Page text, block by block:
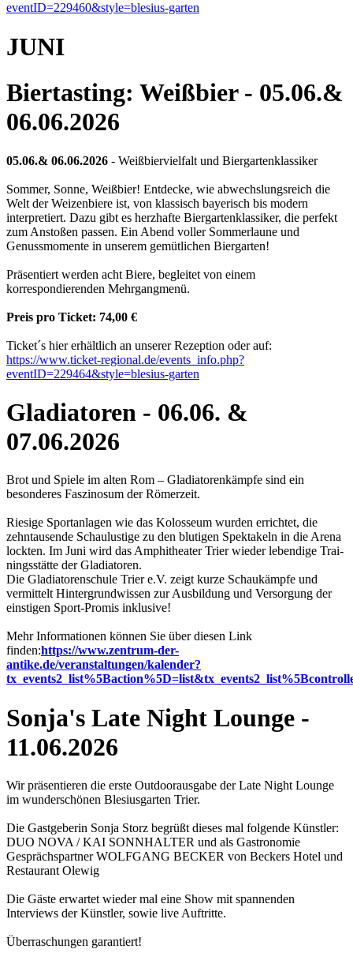
eventID=229460&style=blesius-garten
JUNI
Biertasting: Weißbier - 05.06.&
06.06.2026
05.06.& 06.06.2026 - Weißbiervielfalt und Biergartenklassiker
Sommer, Sonne, Weißbier! Entdecke, wie abwechslungsreich die
Welt der Weizenbiere ist, von klassisch bayerisch bis modern
interpretiert. Dazu gibt es herzhafte Biergartenklassiker, die perfekt
zum Anstoßen passen. Ein Abend voller Sommerlaune und
Genussmomente in unserem gemütlichen Biergarten!
Präsentiert werden acht Biere, begleitet von einem
korrespondierenden Mehrgangmenü.
Preis pro Ticket: 74,00 €
Ticket´s hier erhältlich an unserer Rezeption oder auf:
https://www.ticket-regional.de/events_info.php?
eventID=229464&style=blesius-garten
Gladiatoren - 06.06. &
07.06.2026
Brot und Spiele im alten Rom – Gladiatorenkämpfe sind ein
besonderes Faszinosum der Römerzeit.
Riesige Sportanlagen wie das Kolosseum wurden errichtet, die
zehntausende Schaulustige zu den blutigen Spektakeln in die Arena
lockten. Im Juni wird das Amphitheater Trier wieder lebendige Trai-
ningsstätte der Gladiatoren.
Die Gladiatorenschule Trier e.V. zeigt kurze Schaukämpfe und
vermittelt Hintergrundwissen zur Ausbildung und Versorgung der
einstigen Sport-Promis inklusive!
Mehr Informationen können Sie über diesen Link
finden:https://www.zentrum-der-
antike.de/veranstaltungen/kalender?
Sonja's Late Night Lounge -
11.06.2026
Wir präsentieren die erste Outdoorausgabe der Late Night Lounge
im wunderschönen Blesiusgarten Trier.
Die Gastgeberin Sonja Storz begrüßt dieses mal folgende Künstler:
DUO NOVA / KAI SONNHALTER und als Gastronomie
Gesprächspartner WOLFGANG BECKER von Beckers Hotel und
Restaurant Olewig
Die Gäste erwartet wieder mal eine Show mit spannenden
Interviews der Künstler, sowie live Auftritte.
Überraschungen garantiert!